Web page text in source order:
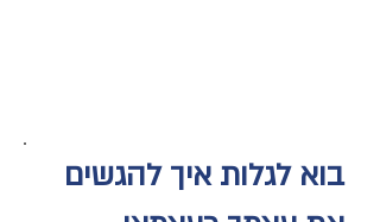
בוא לגלות איך להגשים